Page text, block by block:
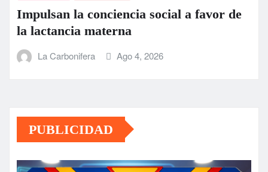
Impulsan la conciencia social a favor de
la lactancia materna
La Carbonifera Ago 4, 2026
PUBLICIDAD